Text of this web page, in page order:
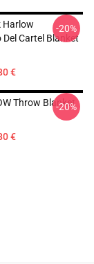
Harlow
Cartel Blanket
€
-20%
Throw Blanket
€
-20%